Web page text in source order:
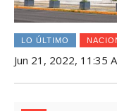
LO ÚLTIMO
Jun 21, 2022, 11:35